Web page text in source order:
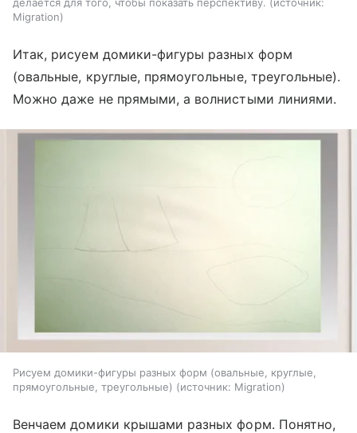
Migration
Итак, рисуем домики-фигуры разных форм
(овальные, круглые, прямоугольные, треугольные).
Можно даже не прямыми, а волнистыми линиями.
Рисуем домики-фигуры разных форм (овальные, круглые,
прямоугольные, треугольные)
источник: Migration
Венчаем домики крышами разных форм. Понятно,